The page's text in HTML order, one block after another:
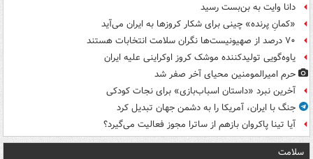
دانا وایت به بن‌بست رسید
«کمانِ پرنده» چینی برای شکار کروزها به ایران می‌آید
۷۰ درصد از صهیونیست‌ها نگران سلامت انتخابات هستند
یاوه‌گویی تولیدکننده موشک کروز اوکراینی علیه ایران
حرم امیرالمومنین محیای آخر صفر شد
آخرین نبرد «داستان اسباب‌بازی» برای نجات کودکی
جنگ با ایران، آمریکا را به دشمن جهان تبدیل کرد
آیا تینا پاکروان بازهم از ساترا مجوز فعالیت می‌گیرد؟
سلامت